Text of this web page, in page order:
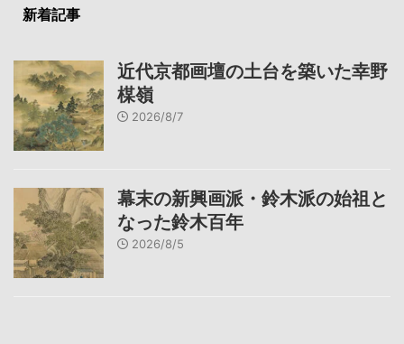
新着記事
近代京都画壇の土台を築いた幸野
楳嶺
2026/8/7
幕末の新興画派・鈴木派の始祖と
なった鈴木百年
2026/8/5